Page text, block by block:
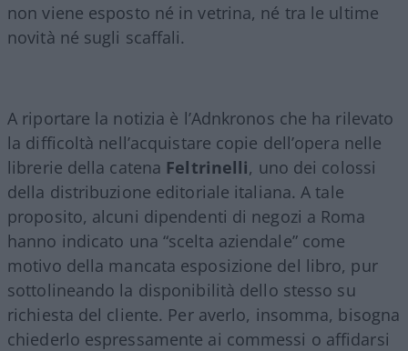
non viene esposto né in vetrina, né tra le ultime
novità né sugli scaffali.
A riportare la notizia è l’Adnkronos che ha rilevato
la difficoltà nell’acquistare copie dell’opera nelle
librerie della catena Feltrinelli, uno dei colossi
della distribuzione editoriale italiana. A tale
proposito, alcuni dipendenti di negozi a Roma
hanno indicato una “scelta aziendale” come
motivo della mancata esposizione del libro, pur
sottolineando la disponibilità dello stesso su
richiesta del cliente. Per averlo, insomma, bisogna
chiederlo espressamente ai commessi o affidarsi